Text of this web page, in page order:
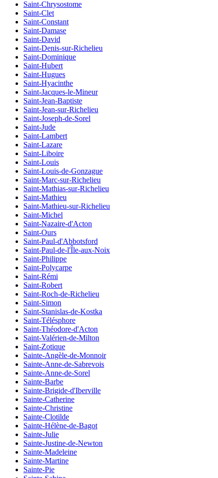
Saint-Chrysostome
Saint-Clet
Saint-Constant
Saint-Damase
Saint-David
Saint-Denis-sur-Richelieu
Saint-Dominique
Saint-Hubert
Saint-Hugues
Saint-Hyacinthe
Saint-Jacques-le-Mineur
Saint-Jean-Baptiste
Saint-Jean-sur-Richelieu
Saint-Joseph-de-Sorel
Saint-Jude
Saint-Lambert
Saint-Lazare
Saint-Liboire
Saint-Louis
Saint-Louis-de-Gonzague
Saint-Marc-sur-Richelieu
Saint-Mathias-sur-Richelieu
Saint-Mathieu
Saint-Mathieu-sur-Richelieu
Saint-Michel
Saint-Nazaire-d'Acton
Saint-Ours
Saint-Paul-d'Abbotsford
Saint-Paul-de-l'Île-aux-Noix
Saint-Philippe
Saint-Polycarpe
Saint-Rémi
Saint-Robert
Saint-Roch-de-Richelieu
Saint-Simon
Saint-Stanislas-de-Kostka
Saint-Télésphore
Saint-Théodore-d'Acton
Saint-Valérien-de-Milton
Saint-Zotique
Sainte-Angèle-de-Monnoir
Sainte-Anne-de-Sabrevois
Sainte-Anne-de-Sorel
Sainte-Barbe
Sainte-Brigide-d'Iberville
Sainte-Catherine
Sainte-Christine
Sainte-Clotilde
Sainte-Hélène-de-Bagot
Sainte-Julie
Sainte-Justine-de-Newton
Sainte-Madeleine
Sainte-Martine
Sainte-Pie